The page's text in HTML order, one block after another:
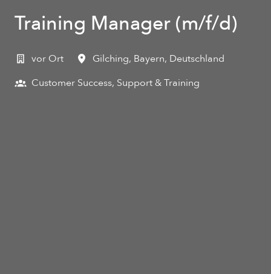
Training Manager (m/f/d)
vor Ort Gilching, Bayern, Deutschland
Customer Success, Support & Training